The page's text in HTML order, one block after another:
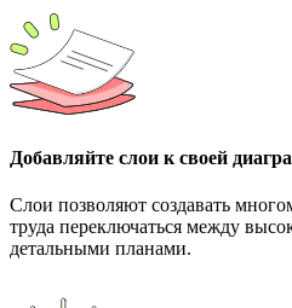
Добавляйте слои к своей
Слои позволяют создавать
труда переключаться между
детальными планами.